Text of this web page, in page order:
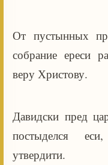
От пустынных
собрание ереси
веру Христову.
Давидски пред
постыделся
утвердити.